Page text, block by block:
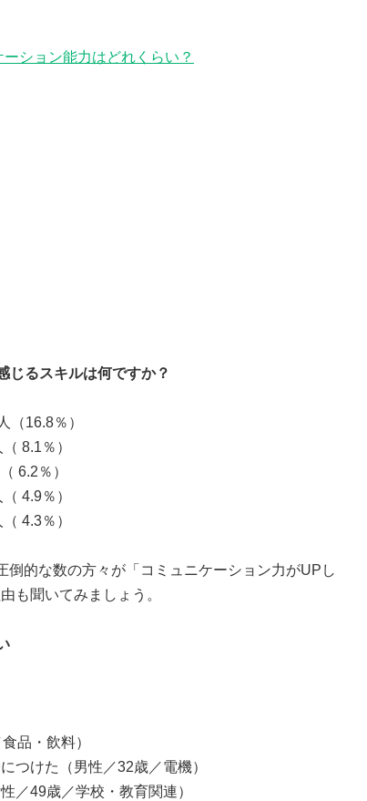
ション能力はどれくらい？
じるスキルは何ですか？
16.8％）
％）
％）
％）
％）
的な数の方々が「コミュニケーション力がUPし
も聞いてみましょう。
品・飲料）
つけた（男性／32歳／電機）
／49歳／学校・教育関連）